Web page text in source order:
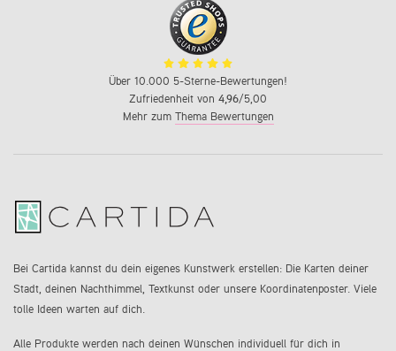
Über 10.000 5-Sterne-Bewertungen!
Zufriedenheit von 4,96/5,00
Mehr zum Thema Bewertungen
Bei Cartida kannst du dein eigenes Kunstwerk erstellen: Die Karten deiner
Stadt, deinen Nachthimmel, Textkunst oder unsere Koordinatenposter. Viele
tolle Ideen warten auf dich.
Alle Produkte werden nach deinen Wünschen individuell für dich in